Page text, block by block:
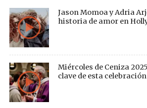
Jason Momoa y Adria
historia de amor en
Miércoles de Ceniza
clave de esta